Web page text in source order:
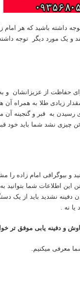
داشته باشید که هر امام
و یک مورد دیگر توجه
حفاظت از عزیزانشان و
زیادی طلا به همراه آن
به قبر و گنجینه آن
چیزی نشد شما باید خود
و بیوگرافی امام زاده را
اطلاعات شما بتوانید به
نشدید باید از یک
نه .
و دفینه یابی موفق تر
معرفی میکنیم.